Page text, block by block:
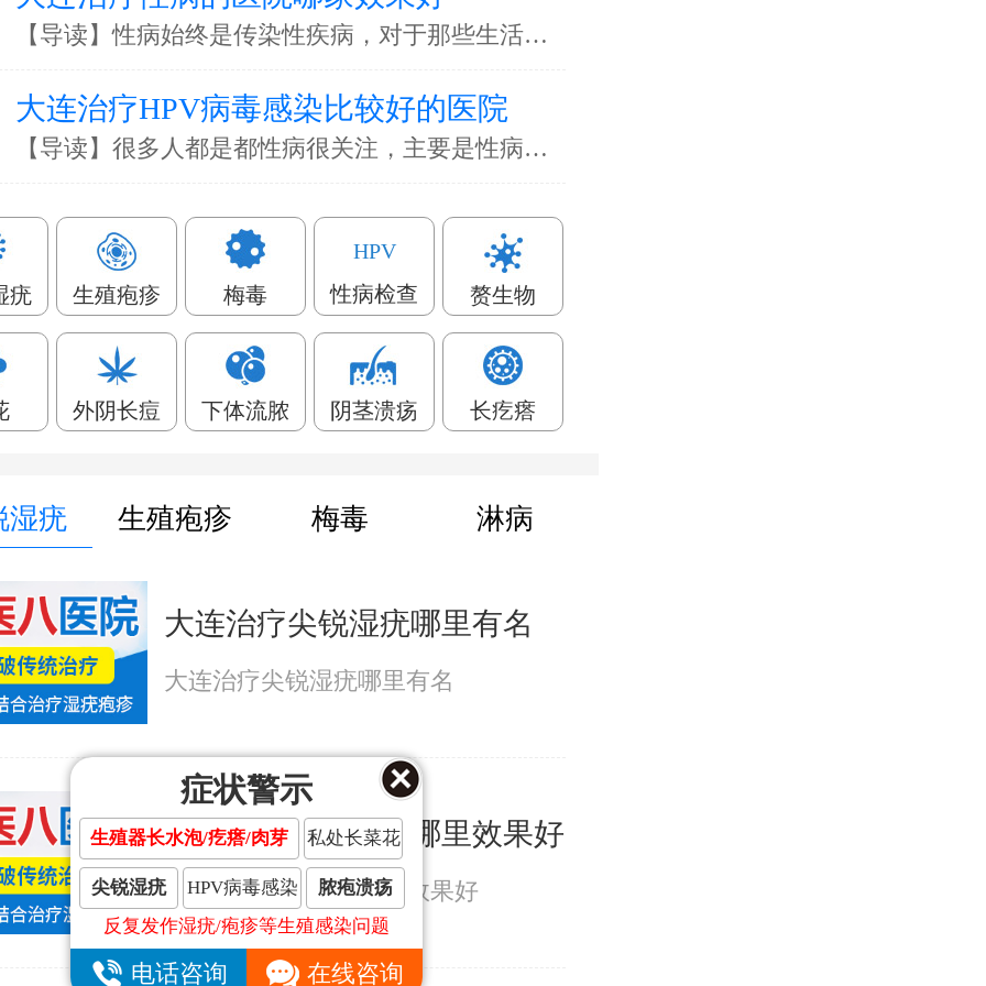
【导读】性病始终是传染性疾病，对于那些生活习…
大连治疗HPV病毒感染比较好的医院
【导读】很多人都是都性病很关注，主要是性病带…
疣 生殖疱疹 梅毒
HPV
性病检查
赘生物
外阴长痘 下体流脓 阴茎溃疡 长疙瘩
湿疣 生殖疱疹 梅毒 淋病
大连治疗尖锐湿疣哪里有名
大连治疗尖锐湿疣哪里有名
大连治疗尖锐湿疣哪里效果好
大连治疗尖锐湿疣哪里效果好
症状警示
生殖器长水泡/疙瘩/肉芽 私处长菜花
尖锐湿疣 HPV病毒感染
脓疱溃疡
反复发作湿疣/疱疹等生殖感染问题
电话咨询 在线咨询